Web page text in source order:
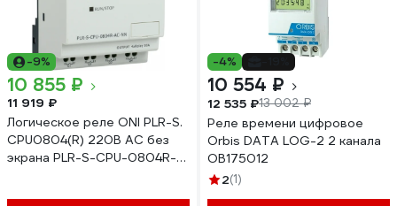
-9%
10 855 ₽
11 919 ₽
Логическое реле ONI PLR-S.
CPU0804(R) 220В AC без
экрана PLR-S-CPU-0804R-
-4%
10 554 ₽
12 535 ₽13 002 ₽
Реле времени цифровое
Orbis DATA LOG-2 2 канала
OB175012
2(1)